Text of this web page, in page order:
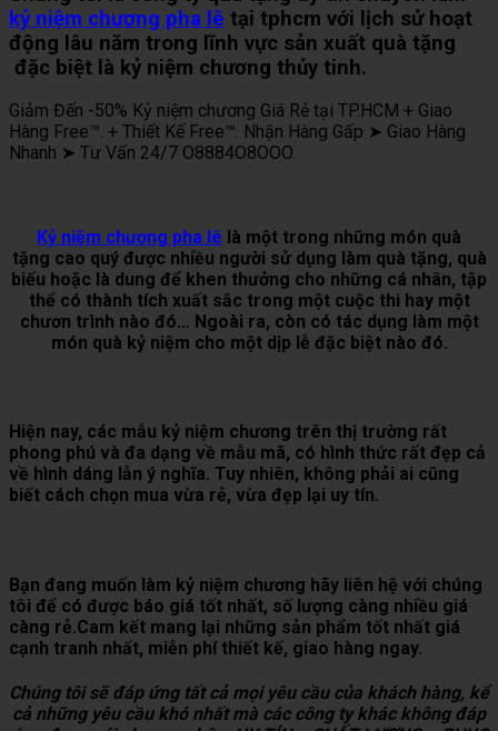
kỷ niệm chương pha lê tại tphcm với lịch sử hoạt
động lâu năm trong lĩnh vực sản xuất quà tặng
đặc biệt là kỷ niệm chương thủy tinh.
Giảm Đến -50% Kỷ niệm chương Giá Rẻ tại TP.HCM + Giao
Hàng Free™. + Thiết Kế Free™. Nhận Hàng Gấp ➤ Giao Hàng
Nhanh ➤ Tư Vấn 24/7 O8884O8OOO.
Kỷ niệm chương pha lê là một trong những món quà
tặng cao quý được nhiều người sử dụng làm quà tặng, quà
biếu hoặc là dung để khen thưởng cho những cá nhân, tập
thể có thành tích xuất sắc trong một cuộc thi hay một
chươn trình nào đó… Ngoài ra, còn có tác dụng làm một
món quà kỷ niệm cho một dịp lễ đặc biệt nào đó.
Hiện nay, các mẫu kỷ niệm chương trên thị trường rất
phong phú và đa dạng về mẫu mã, có hình thức rất đẹp cả
về hình dáng lẫn ý nghĩa. Tuy nhiên, không phải ai cũng
biết cách chọn mua vừa rẻ, vừa đẹp lại uy tín.
Bạn đang muốn làm kỷ niệm chương hãy liên hệ với chúng
tôi để có được báo giá tốt nhất, số lượng càng nhiều giá
càng rẻ.Cam kết mang lại những sản phẩm tốt nhất giá
cạnh tranh nhất, miễn phí thiết kế, giao hàng ngay.
Chúng tôi sẽ đáp ứng tất cả mọi yêu cầu của khách hàng, kể
cả những yêu cầu khó nhất mà các công ty khác không đáp